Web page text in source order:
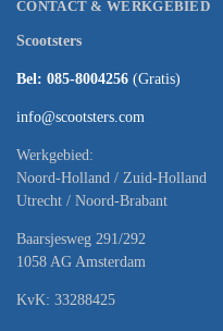
CONTACT & WERKGEBIED
Scootsters
Bel: 085-8004256 (Gratis)
info@scootsters.com
Werkgebied:
Noord-Holland / Zuid-Holland
Utrecht / Noord-Brabant
Baarsjesweg 291/292
1058 AG Amsterdam
KvK: 33288425